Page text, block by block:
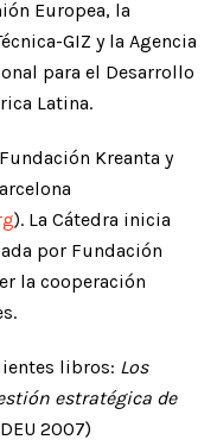
Europea, la
GIZ y la Agencia
para el Desarrollo
Latina.
Kreanta y
). La Cátedra inicia
por Fundación
la cooperación
libros: Los
estratégica de
2007)